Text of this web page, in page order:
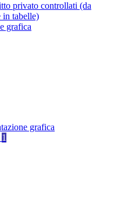
privato controllati (da
in tabelle)
grafica
grafica
1